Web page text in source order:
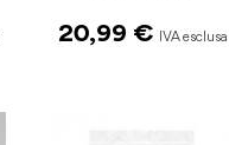
20,99 €